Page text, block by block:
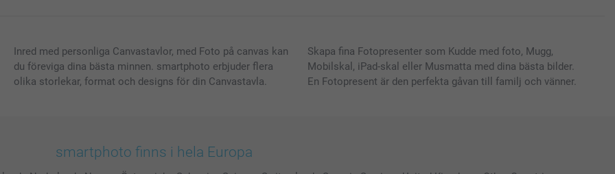
Inred med personliga Canvastavlor, med Foto på canvas kan
du föreviga dina bästa minnen. smartphoto erbjuder flera
olika storlekar, format och designs för din Canvastavla.
Skapa fina Fotopresenter som Kudde med foto, Mugg,
Mobilskal, iPad-skal eller Musmatta med dina bästa bilder.
En Fotopresent är den perfekta gåvan till familj och vänner.
smartphoto finns i hela Europa